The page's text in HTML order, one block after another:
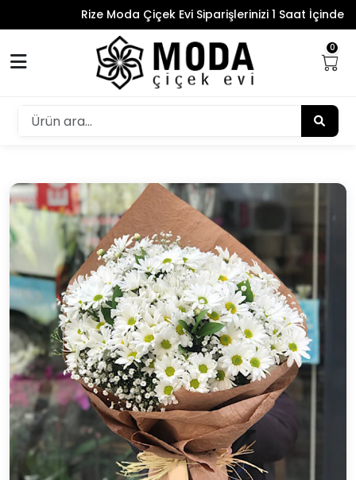
Rize Moda Çiçek Evi Siparişlerinizi 1 Saat İçinde
0